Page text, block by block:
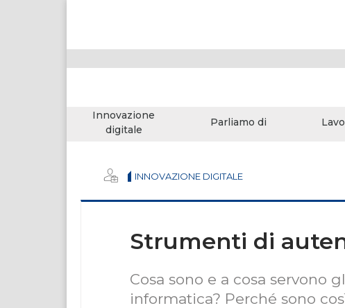
Innovazione
digitale
Parliamo di
INNOVAZIONE DIGITALE
Strumenti di
Cosa sono e a cosa servono
informatica? Perché sono